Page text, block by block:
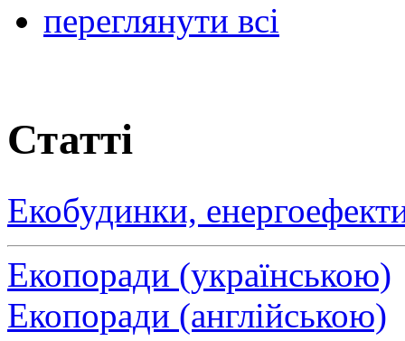
переглянути всі
Статті
Екобудинки,
Екопоради (українською)
Екопоради (англійською)